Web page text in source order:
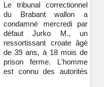
Le tribunal correctionnel
du Brabant wallon a
condamné mercredi par
défaut Jurko M., un
ressortissant croate âgé
de 39 ans, à 18 mois de
prison ferme. L'homme
est connu des autorités